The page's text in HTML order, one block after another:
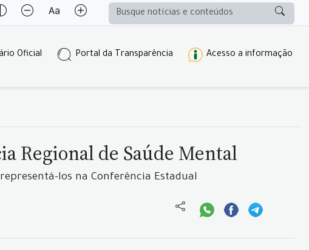
Oficial Portal da Transparência Acesso a informação
Regional de Saúde Mental
los na Conferência Estadual